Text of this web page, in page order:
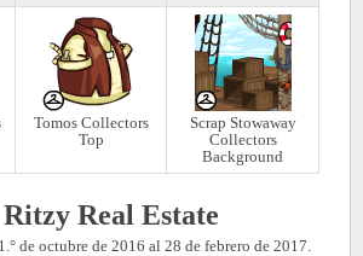
Tomos Collectors
Top
Scrap Stowaway
Collectors
Background
Real Estate
de octubre de 2016 al 28 de febrero de 2017.